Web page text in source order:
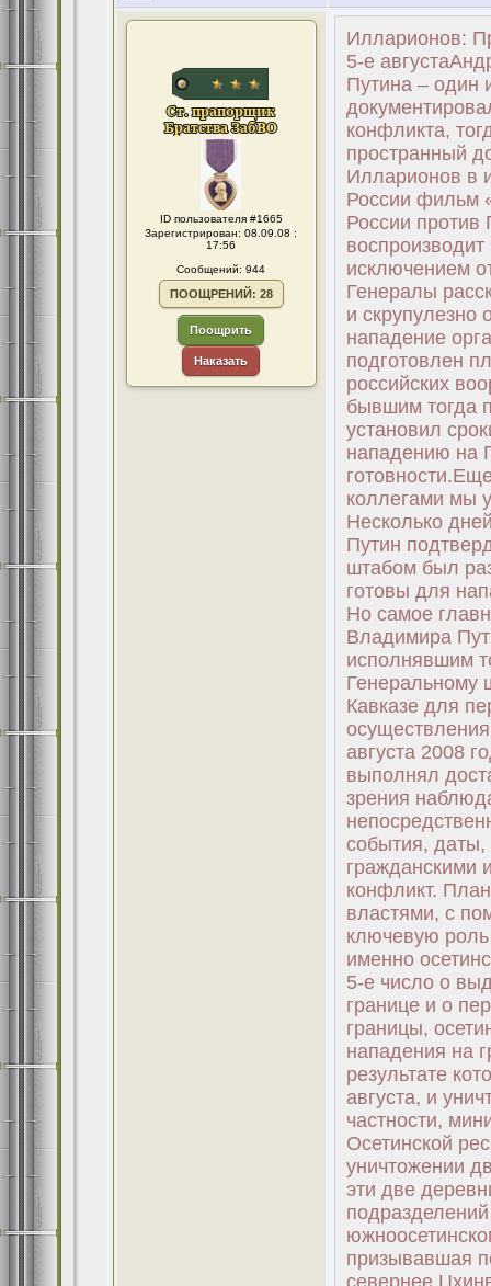
ID пользователя #1665
Зарегистрирован: 08.09.08 :
17:56
Сообщений: 944
ПООЩРЕНИЙ: 28
Поощрить
Наказать
Илларионов: Приказ на интервенцию в Грузию был отдан с 4-е на 5-е августаАндрей Илларионов, бывший советник президента Путина – один из немногих, кто очень внимательно следил и документировал события в Южной Осетии буквально с первого дня конфликта, тогда же в августе 2008-го выдал в Интернете пространный доклад под названием «Первые итоги».Андрей Илларионов в интервью "Эхо Москвы" комментирует показанный в России фильм «Потерянный день» об августовской агрессии России против Грузии.Андрей Илларионов:В основном фильм воспроизводит более-менее реалистическую картину событий, за исключением откровенной пропаганды, довольно дешевой. Генералы рассказывают о том, как в течение долгих лет тщательно и скрупулезно они готовили нападение на Грузию, как это нападение организовывалось российским руководством, как был подготовлен план нападения на Грузию Генеральным штабом российских вооруженных сил, как этот план был утвержден бывшим тогда президентом Владимиром Путиным, как этот план установил сроки, к которым вооруженная группировка, готовая к нападению на Грузию, должна быть введена в состояние боевой готовности.Еще 4 года тому назад совместными усилиями с коллегами мы установили эту дату – 1 декабря 2007 года. Несколько дней тому назад и в этом фильме, и сам Владимир Путин подтвердили, что, действительно, такой план Генеральным штабом был разработан, дата, к которой войска должны были быть готовы для нападению на Грузию, действительно стоял 2007 год. Но самое главное в этом фильме и в недавних комментариях Владимира Путина – подтверждена дата отдачи приказа исполнявшим тогда обязанности президентом Медведевым Генеральному штабу и Генеральным штабом войскам на Северном Кавказе для перехода российско-грузинской границы и для осуществления интервенции в Грузию. Это ночь с 4-го на 5-е августа 2008 года.Поэтому можно сказать, что этот фильм выполнял достаточно важную роль, уже подтверждая не с точки зрения наблюдателей, аналитиков, а с точки зрения и тех, кто непосредственно организовывал это нападение, важнейшие события, даты, решения, которые принимались российскими гражданскими и военными властями.Это был действительно конфликт. План этот долго готовился, готовился российскими властями, с помощью их